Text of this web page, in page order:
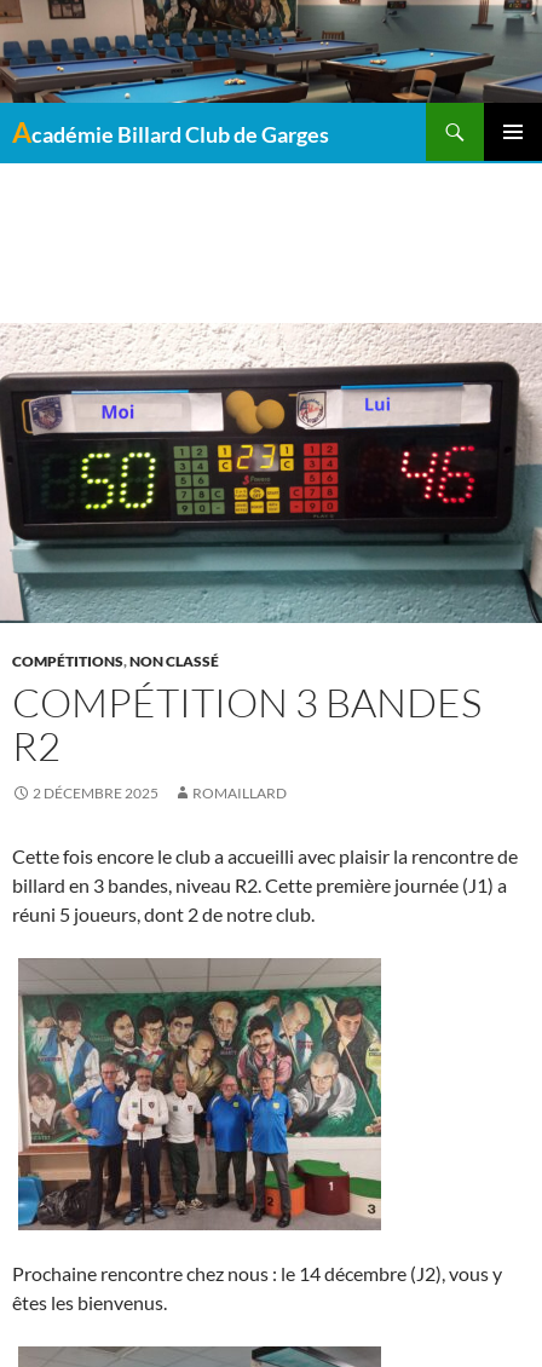
Académie Billard Club de Garges
COMPÉTITIONS,NON CLASSÉ
COMPÉTITION 3 BANDES
R2
2 DÉCEMBRE 2025 ROMAILLARD
Cette fois encore le club a accueilli avec plaisir la rencontre de
billard en 3 bandes, niveau R2. Cette première journée (J1) a
réuni 5 joueurs, dont 2 de notre club.
Prochaine rencontre chez nous : le 14 décembre (J2), vous y
êtes les bienvenus.